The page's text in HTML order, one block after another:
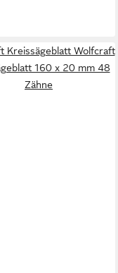
Kreissägeblatt Wolfcraft
160 x 20 mm 48
Zähne